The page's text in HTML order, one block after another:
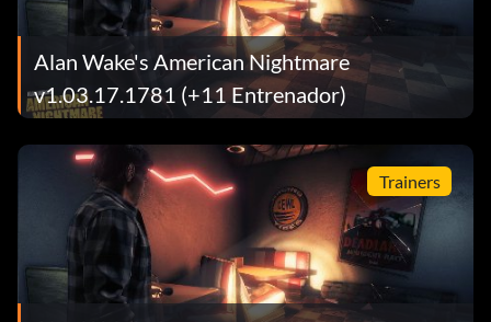
Alan Wake's American Nightmare
v1.03.17.1781 (+11 Entrenador)
Trainers